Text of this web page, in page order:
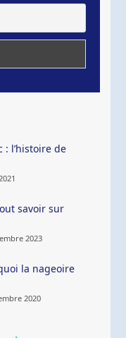
l’histoire de
savoir sur
2023
la nageoire
2020